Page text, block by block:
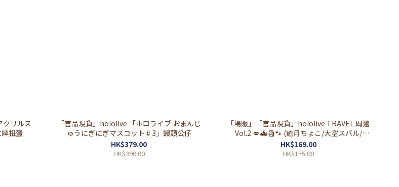
扭蛋
「官品現貨」hololive 「ホロライブ おまんじ
ゅうにぎにぎマスコット # 3」饅頭公仔
HK$379.00
HK$390.00
「場販」「官品現貨」hololive TRAVEL 周邊
Vol.2 💋🚑🗿🐾 (癒月ちょこ/大空スバル/
Koseki Bijou/Fuwawa Abyssgard/Mococo
Abyssgard)
HK$169.00
HK$175.00